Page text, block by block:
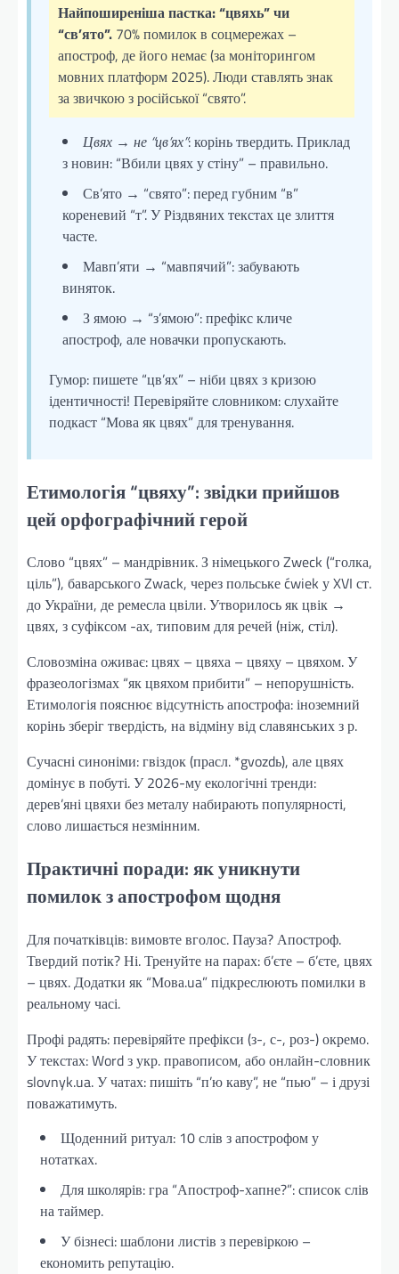
Найпоширеніша пастка: “цвяхь” чи
“св’ято”. 70% помилок в соцмережах –
апостроф, де його немає (за моніторингом
мовних платформ 2025). Люди ставлять знак
за звичкою з російської “свято”.
Цвях → не “цв’ях”: корінь твердить. Приклад
з новин: “Вбили цвях у стіну” – правильно.
Св’ято → “свято”: перед губним “в”
кореневий “т”. У Різдвяних текстах це злиття
часте.
Мавп’яти → “мавпячий”: забувають
виняток.
З ямою → “з’ямою”: префікс кличе
апостроф, але новачки пропускають.
Гумор: пишете “цв’ях” – ніби цвях з кризою
ідентичності! Перевіряйте словником: слухайте
подкаст “Мова як цвях” для тренування.
Етимологія “цвяху”: звідки прийшов
цей орфографічний герой
Слово “цвях” – мандрівник. З німецького Zweck (“голка,
ціль”), баварського Zwack, через польське ćwiek у XVI ст.
до України, де ремесла цвіли. Утворилось як цвік →
цвях, з суфіксом -ах, типовим для речей (ніж, стіл).
Словозміна оживає: цвях – цвяха – цвяху – цвяхом. У
фразеологізмах “як цвяхом прибити” – непорушність.
Етимологія пояснює відсутність апострофа: іноземний
корінь зберіг твердість, на відміну від славянських з р.
Сучасні синоніми: гвіздок (прасл. *gvozdь), але цвях
домінує в побуті. У 2026-му екологічні тренди:
дерев’яні цвяхи без металу набирають популярності,
слово лишається незмінним.
Практичні поради: як уникнути
помилок з апострофом щодня
Для початківців: вимовте вголос. Пауза? Апостроф.
Твердий потік? Ні. Тренуйте на парах: б’єте – б’єте, цвях
– цвях. Додатки як “Мова.ua” підкреслюють помилки в
реальному часі.
Профі радять: перевіряйте префікси (з-, с-, роз-) окремо.
У текстах: Word з укр. правописом, або онлайн-словник
slovnyk.ua. У чатах: пишіть “п’ю каву”, не “пью” – і друзі
поважатимуть.
Щоденний ритуал: 10 слів з апострофом у
нотатках.
Для школярів: гра “Апостроф-хапне?”: список слів
на таймер.
У бізнесі: шаблони листів з перевіркою –
економить репутацію.